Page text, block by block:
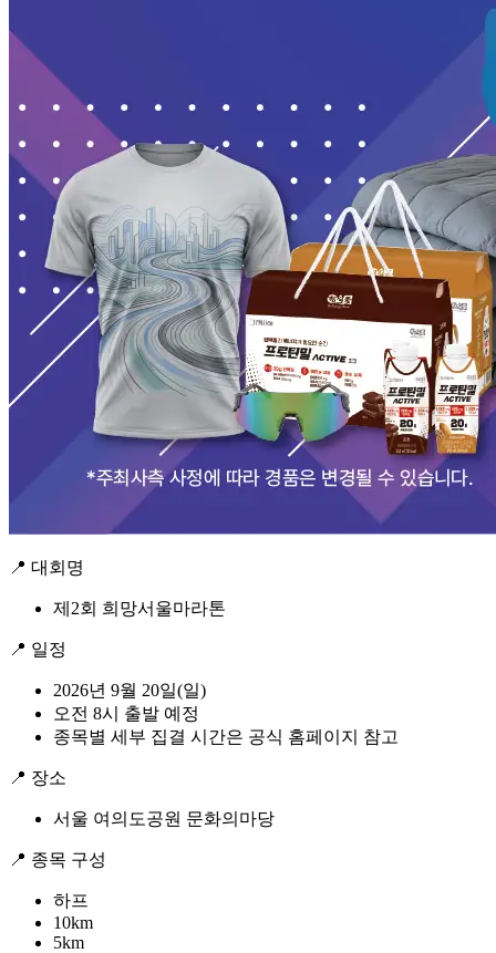
📍 대회명
제2회 희망서울마라톤
📍 일정
2026년 9월 20일(일)
오전 8시 출발 예정
종목별 세부 집결 시간은 공식 홈페이지 참고
📍 장소
서울 여의도공원 문화의마당
📍 종목 구성
하프
10km
5km